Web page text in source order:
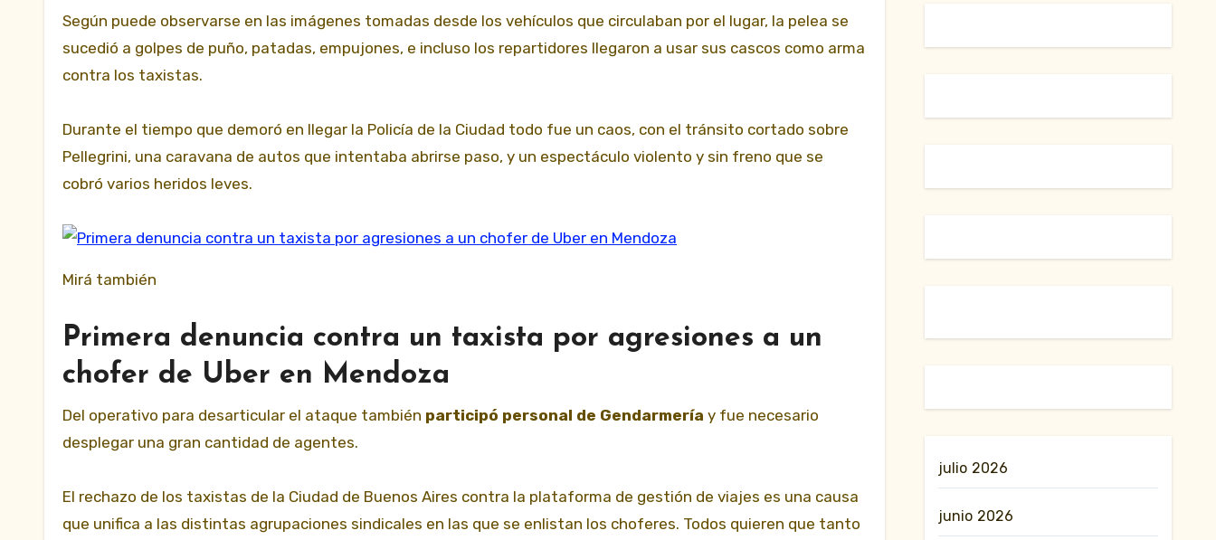
Según puede observarse en las imágenes tomadas desde los vehículos que circulaban por el lugar, la pelea se
sucedió a golpes de puño, patadas, empujones, e incluso los repartidores llegaron a usar sus cascos como arma
contra los taxistas.
Durante el tiempo que demoró en llegar la Policía de la Ciudad todo fue un caos, con el tránsito cortado sobre
Pellegrini, una caravana de autos que intentaba abrirse paso, y un espectáculo violento y sin freno que se
cobró varios heridos leves.
Mirá también
Primera denuncia contra un taxista por agresiones a un
chofer de Uber en Mendoza
Del operativo para desarticular el ataque también participó personal de Gendarmería y fue necesario
desplegar una gran cantidad de agentes.
El rechazo de los taxistas de la Ciudad de Buenos Aires contra la plataforma de gestión de viajes es una causa
que unifica a las distintas agrupaciones sindicales en las que se enlistan los choferes. Todos quieren que tanto
julio 2026
junio 2026